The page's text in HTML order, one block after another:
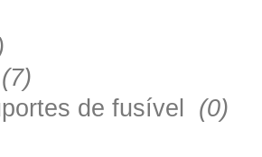
(7)
de fusível (0)